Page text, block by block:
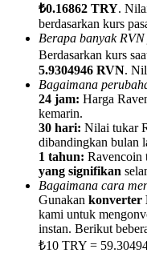
Undang teman
Deposit CASHCAT & Win
Deposit CASHCAT
₺0.16862 TRY.
berdasarkan kurs
Berapa banyak
Berdasarkan kurs
5.9304946 RVN.
Bagaimana
24 jam: Harga
kemarin.
30 hari: Nilai tukar
dibandingkan bulan
1 tahun: Ravencoin
yang signifikan
Bagaimana cara
Gunakan konverter
kami untuk
instan. Berikut
₺10 TRY =